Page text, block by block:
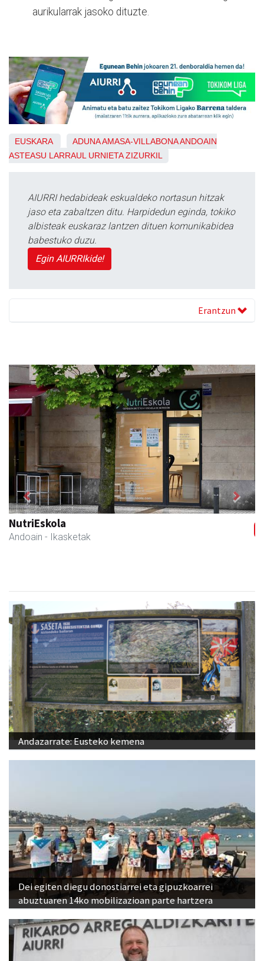
aurikularrak jasoko dituzte.
EUSKARA ADUNAAMASA-VILLABONAANDOAIN
ASTEASU LARRAUL URNIETA ZIZURKIL
AIURRI hedabideak eskualdeko nortasun hitzak
jaso eta zabaltzen ditu. Harpidedun eginda, tokiko
albisteak euskaraz lantzen dituen komunikabidea
babestuko duzu.
Egin AIURRIkide!
Erantzun
NutriEskola
Andoain - Ikasketak
Previous Next
Andazarrate: Eusteko kemena
Dei egiten diegu donostiarrei eta gipuzkoarrei
abuztuaren 14ko mobilizazioan parte hartzera